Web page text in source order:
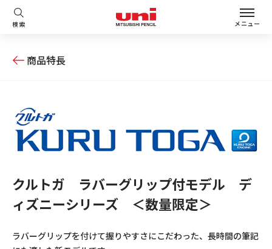
検索 メニュー
商品特長
クルトガ ラバーグリップ付モデル デ
ィズニーシリーズ ＜数量限定＞
ラバーグリップを付けて握りやすさにこだわった、長時間の筆記